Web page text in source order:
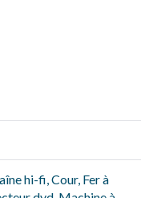
hi-fi Cour, Fer à